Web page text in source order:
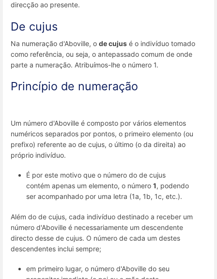
direcção ao presente.
De cujus
Na numeração d'Aboville, o de cujus é o indivíduo tomado
como referência, ou seja, o antepassado comum de onde
parte a numeração. Atribuímos-lhe o número 1.
Princípio de numeração
Um número d'Aboville é composto por vários elementos
numéricos separados por pontos, o primeiro elemento (ou
prefixo) referente ao de cujus, o último (o da direita) ao
próprio indivíduo.
É por este motivo que o número do de cujus
contém apenas um elemento, o número 1, podendo
ser acompanhado por uma letra (1a, 1b, 1c, etc.).
Além do de cujus, cada indivíduo destinado a receber um
número d'Aboville é necessariamente um descendente
directo desse de cujus. O número de cada um destes
descendentes inclui sempre;
em primeiro lugar, o número d'Aboville do seu